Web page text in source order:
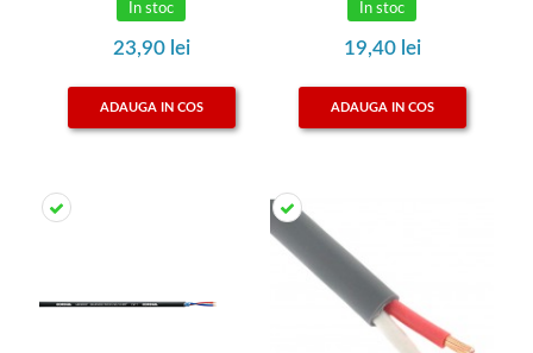
In stoc
23,90 lei
ADAUGA IN COS
In stoc
19,40 lei
ADAUGA IN COS